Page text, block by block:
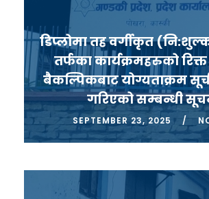
डिप्लोमा तह वर्गीकृत
तर्फका कार्यक्रमहरुको
बैकल्पिकबाट योग्यताक्रम
गरिएको सम्बन्धी
SEPTEMBER 23, 2025